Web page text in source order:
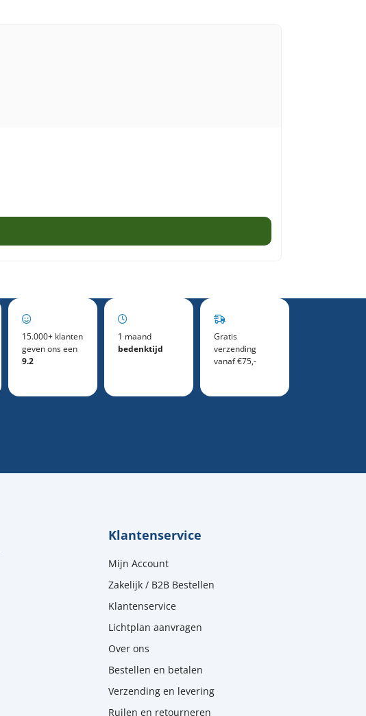
15.000+ klanten
geven ons een
9.2
1 maand
bedenktijd
Gratis
verzending
vanaf €75,-
Klantenservice
Mijn Account
Zakelijk / B2B Bestellen
Klantenservice
Lichtplan aanvragen
Over ons
Bestellen en betalen
Verzending en levering
Ruilen en retourneren